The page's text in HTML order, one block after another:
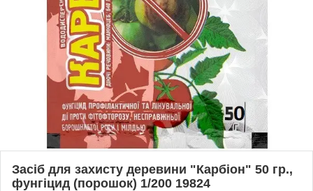
Засіб для захисту деревини "Карбіон" 50 гр.,
фунгіцид (порошок) 1/200 19824